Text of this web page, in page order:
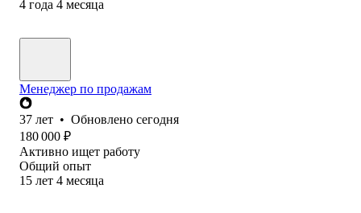
4 года 4 месяца
Менеджер по продажам
37 лет • Обновлено сегодня
180 000 ₽
Активно ищет работу
Общий опыт
15 лет 4 месяца